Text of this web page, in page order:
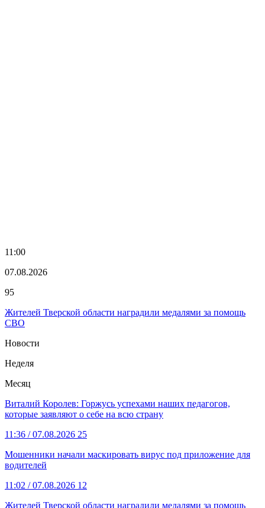
11:00
07.08.2026
95
Жителей Тверской области наградили медалями за помощь
СВО
Новости
Неделя
Месяц
Виталий Королев: Горжусь успехами наших педагогов,
которые заявляют о себе на всю страну
11:36 / 07.08.2026 25
Мошенники начали маскировать вирус под приложение для
водителей
11:02 / 07.08.2026 12
Жителей Тверской области наградили медалями за помощь